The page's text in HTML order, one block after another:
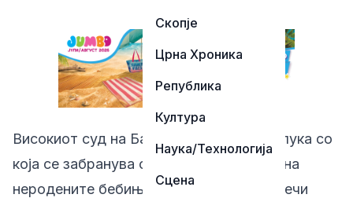
Скопје
Црна Хроника
Република
Култура
Наука/Технологија
Сцена
Високиот суд на Бангладеш донесе одлука со
која се забранува откривање на полот на
неродените бебиња, во обид да се спречи